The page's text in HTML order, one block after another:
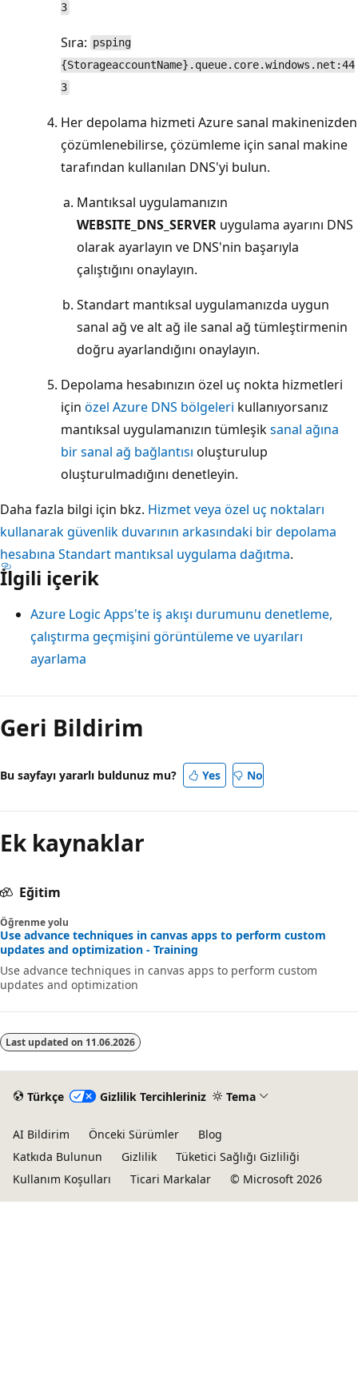
3
Sıra: psping
{StorageaccountName}.queue.core.windows.net:44
3
Her depolama hizmeti Azure sanal makinenizden
çözümlenebilirse, çözümleme için sanal makine
tarafından kullanılan DNS'yi bulun.
Mantıksal uygulamanızın
WEBSITE_DNS_SERVER uygulama ayarını DNS
olarak ayarlayın ve DNS'nin başarıyla
çalıştığını onaylayın.
Standart mantıksal uygulamanızda uygun
sanal ağ ve alt ağ ile sanal ağ tümleştirmenin
doğru ayarlandığını onaylayın.
Depolama hesabınızın özel uç nokta hizmetleri
için özel Azure DNS bölgeleri kullanıyorsanız
mantıksal uygulamanızın tümleşiksanal ağına
bir sanal ağ bağlantısı oluşturulup
oluşturulmadığını denetleyin.
Daha fazla bilgi için bkz. Hizmet veya özel uç noktaları
kullanarak güvenlik duvarının arkasındaki bir depolama
hesabına Standart mantıksal uygulama dağıtma.
İlgili içerik
Azure Logic Apps'te iş akışı durumunu denetleme,
çalıştırma geçmişini görüntüleme ve uyarıları
ayarlama
Geri Bildirim
Bu sayfayı yararlı buldunuz mu? Yes No
Ek kaynaklar
Eğitim
Öğrenme yolu
Use advance techniques in canvas apps to perform custom
updates and optimization - Training
Use advance techniques in canvas apps to perform custom
updates and optimization
Last updated on 11.06.2026
Türkçe Gizlilik Tercihleriniz Tema
AI Bildirim Önceki Sürümler
Blog
Katkıda Bulunun
Gizlilik
Tüketici Sağlığı Gizliliği
Kullanım Koşulları
Ticari Markalar © Microsoft 2026